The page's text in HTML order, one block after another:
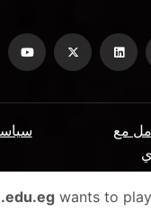
مع
wants to